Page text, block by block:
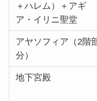
＋ハレム）＋アギ
ア・イリニ聖堂
アヤソフィア（2階
分）
地下宮殿